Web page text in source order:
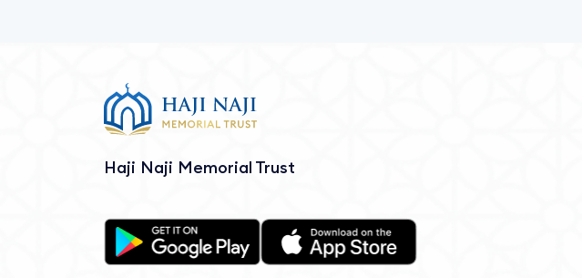
Haji Naji Memorial Trust